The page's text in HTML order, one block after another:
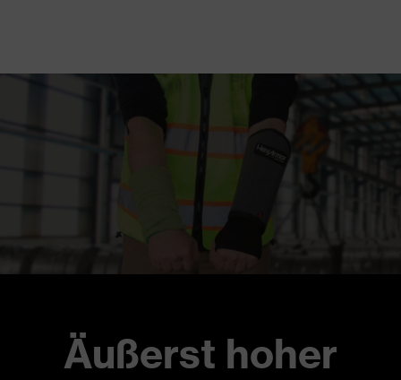
Äußerst hoher